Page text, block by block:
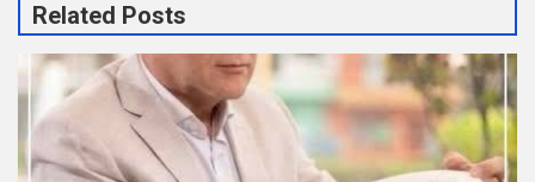
Related Posts